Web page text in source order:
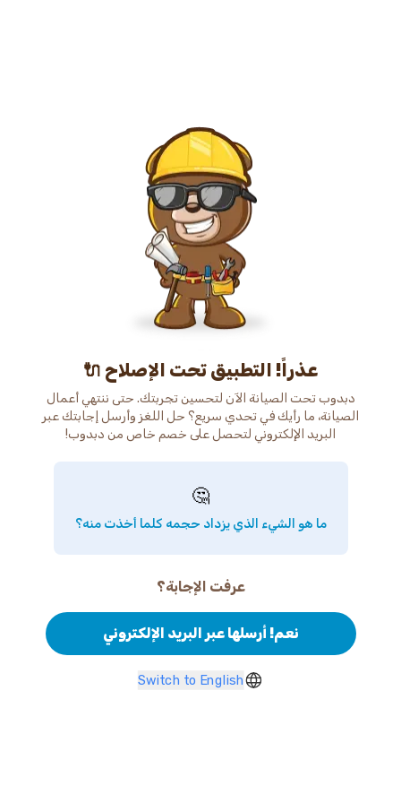
عذراً! التطبيق تحت الإصلاح 🔌
دبدوب تحت الصيانة الآن لتحسين تجربتك. حتى ننتهي أعمال
الصيانة، ما رأيك في تحدي سريع؟ حل اللغز وأرسل إجابتك عبر
البريد الإلكتروني لتحصل على خصم خاص من دبدوب!
🤔
ما هو الشيء الذي يزداد حجمه كلما أخذت منه؟
عرفت الإجابة؟
نعم! أرسلها عبر البريد الإلكتروني
Switch to English